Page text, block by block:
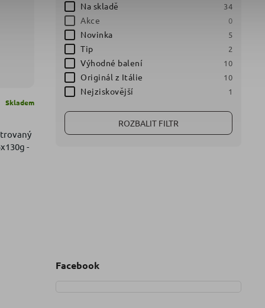
Na skladě 34
Akce 0
Novinka 5
Tip 2
Výhodné balení 10
Originál z Itálie 10
Nejziskovější 1
ROZBALIT FILTR
Facebook
-
Skladem